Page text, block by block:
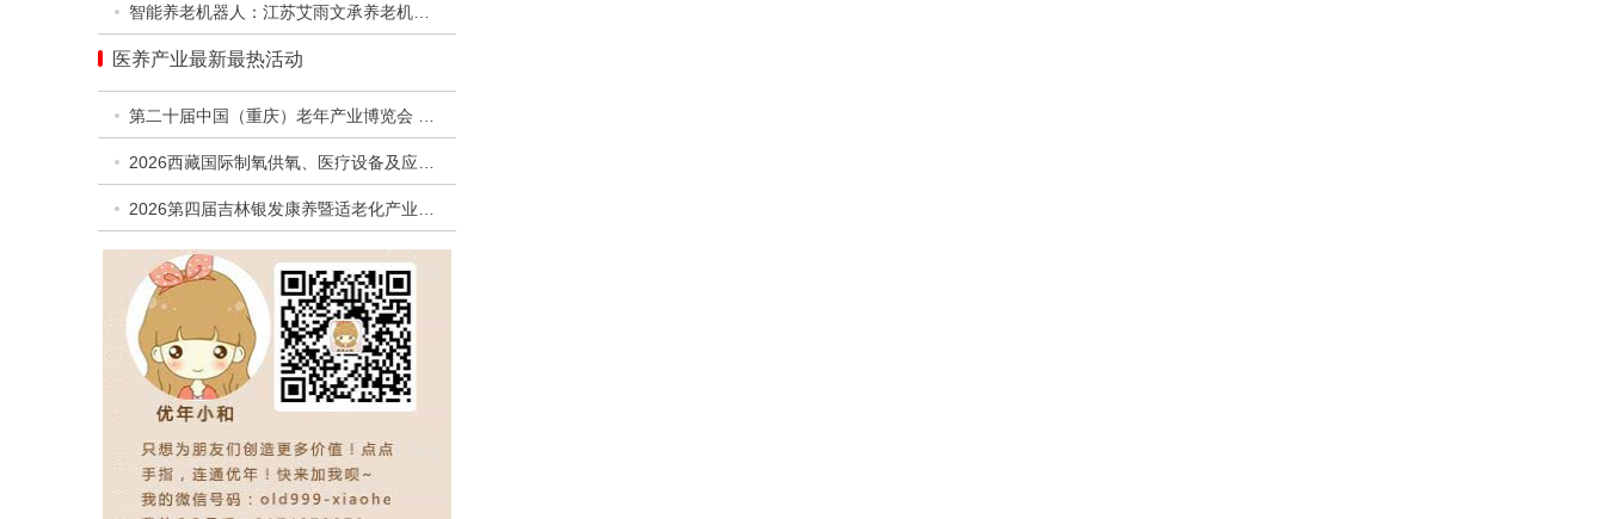
智能养老机器人：江苏艾雨文承养老机器人有限公司
医养产业最新最热活动
第二十届中国（重庆）老年产业博览会 暨第二届西部银发经济高质量发展合作交流活动
2026西藏国际制氧供氧、医疗设备及应急救援设备展览会
2026第四届吉林银发康养暨适老化产业博览会